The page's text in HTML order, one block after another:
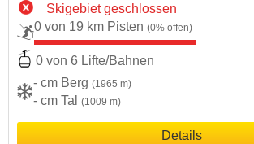
Skigebiet geschlossen
0 von 19 km Pisten (0% offen)
0 von 6 Lifte/Bahnen
- cm Berg (1965 m)
- cm Tal (1009 m)
Details